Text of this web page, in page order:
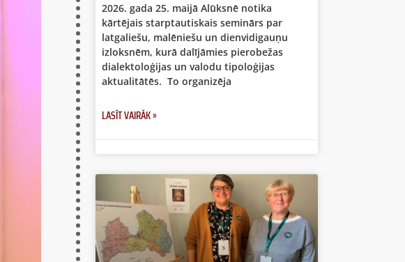
2026. gada 25. maijā Alūksnē notika
kārtējais starptautiskais seminārs par
latgaliešu, malēniešu un dienvidigauņu
izloksnēm, kurā dalījāmies pierobežas
dialektoloģijas un valodu tipoloģijas
aktualitātēs. To organizēja
LASĪT VAIRĀK »